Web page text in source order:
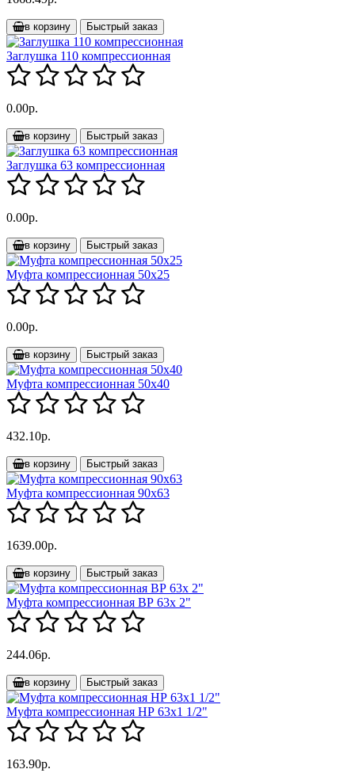
в корзину Быстрый заказ
Заглушка 110 компрессионная
0.00р.
в корзину Быстрый заказ
Заглушка 63 компрессионная
0.00р.
в корзину Быстрый заказ
Муфта компрессионная 50х25
0.00р.
в корзину Быстрый заказ
Муфта компрессионная 50х40
432.10р.
в корзину Быстрый заказ
Муфта компрессионная 90х63
1639.00р.
в корзину Быстрый заказ
Муфта компрессионная ВР 63х 2"
244.06р.
в корзину Быстрый заказ
Муфта компрессионная НР 63х1 1/2"
163.90р.